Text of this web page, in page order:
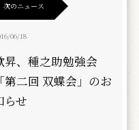
次のニュース
06/18
昇、種之助勉強会
「第二回 双蝶会」のお
らせ